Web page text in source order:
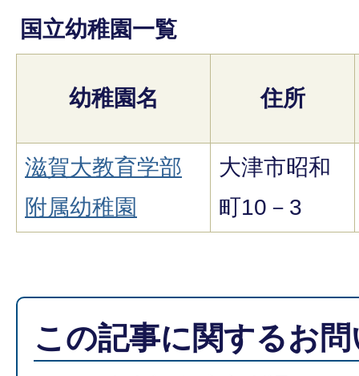
国立幼稚園一覧
幼稚園名 住所
滋賀大教育学部
附属幼稚園
大津市昭和
町10－3
この記事に関するお